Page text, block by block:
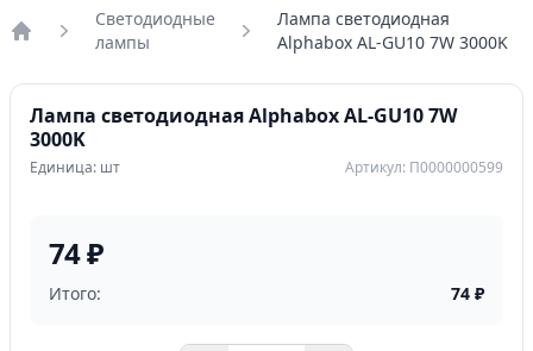
Светодиодные
лампы
Лампа светодиодная
Alphabox AL-GU10 7W 3000K
Лампа светодиодная Alphabox AL-GU10 7W
3000K
Единица: шт Артикул: П0000000599
74 ₽
Итого: 74 ₽